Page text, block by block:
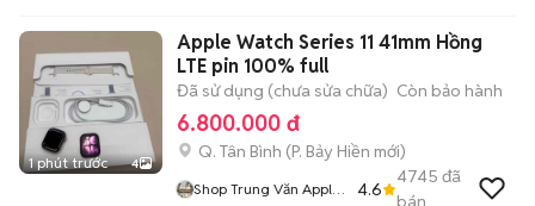
1 phút trước 4
Apple Watch Series 11 41mm Hồng
LTE pin 100% full
Đã sử dụng (chưa sửa chữa) Còn bảo hành
6.800.000 đ
Q. Tân Bình (P. Bảy Hiền mới)
Shop Trung Văn Apple
4.6
4745 đã
bán